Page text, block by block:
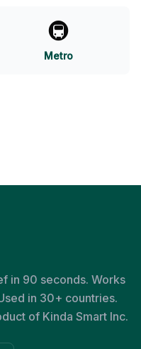
🚇
Metro
in 90 seconds. Works
in 30+ countries.
of Kinda Smart Inc.